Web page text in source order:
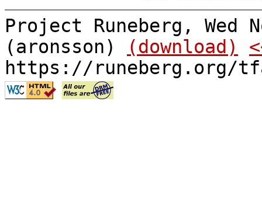
Project Runeberg, Wed
(aronsson)
(download)
https://runeberg.org/